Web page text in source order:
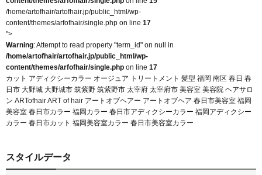
/home/artofhair/artofhair.jp/public_html/wp-
content/themes/arfofhair/single.php on line 17
">
Warning: Attempt to read property "term_id" on null in
/home/artofhair/artofhair.jp/public_html/wp-
content/themes/arfofhair/single.php on line 17
カット アディクシーカラー オージュア トリートメント 髪型 福岡 南区 春日 春
日市 大野城 大野城市 筑紫野 筑紫野市 太宰府 太宰府市 美容室 美容院 ヘアサロ
ン ARTofhair ART of hair アートオブヘアー アートオブヘア 春日市美容室 福岡
美容室 春日市カラー 福岡カラー 春日市アディクシーカラー 福岡アディクシー
カラー 春日市カット 福岡美容室カラー 春日市美容室カラー
スタイルデータ